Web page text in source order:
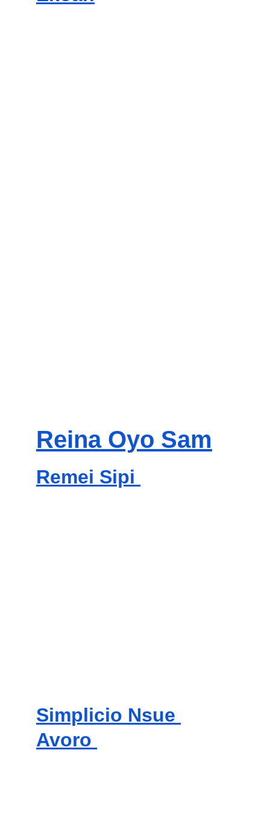
Reina Oyo Sam
Remei Sipi
Simplicio Nsue
Avoro